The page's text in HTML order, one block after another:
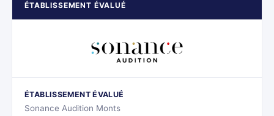
ÉTABLISSEMENT ÉVALUÉ
ÉTABLISSEMENT ÉVALUÉ
Sonance Audition Monts